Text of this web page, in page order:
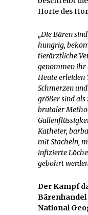
Horte des
„Die Bären
hungrig,
tierärztliche
genommen ihr
Heute erleiden
Schmerzen
größer sind als
brutaler
Katheter,
mit Stacheln,
infizierte
gebohrt
Der Kampf
Bärenhandel
National